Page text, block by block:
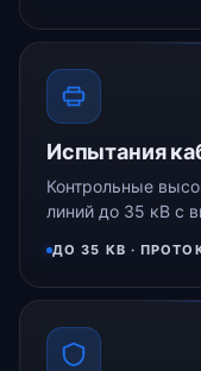
Испытания
Контрольные
линий до 35 кВ с
ДО 35 КВ ·